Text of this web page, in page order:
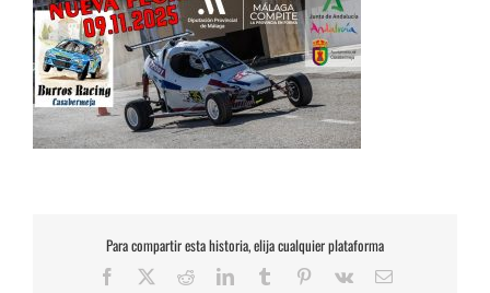
Para compartir esta historia, elija cualquier plataforma
Facebook RedditLinkedInTumblr Pinterest
Vk
Correo